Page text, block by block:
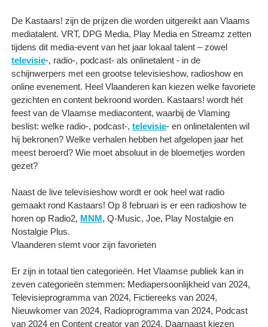
De Kastaars! zijn de prijzen die worden uitgereikt aan Vlaams
mediatalent. VRT, DPG Media, Play Media en Streamz zetten
tijdens dit media-event van het jaar lokaal talent – zowel
televisie-, radio-, podcast- als onlinetalent - in de
schijnwerpers met een grootse televisieshow, radioshow en
online evenement. Heel Vlaanderen kan kiezen welke favoriete
gezichten en content bekroond worden. Kastaars! wordt hét
feest van de Vlaamse mediacontent, waarbij de Vlaming
beslist: welke radio-, podcast-, televisie- en onlinetalenten wil
hij bekronen? Welke verhalen hebben het afgelopen jaar het
meest beroerd? Wie moet absoluut in de bloemetjes worden
gezet?
Naast de live televisieshow wordt er ook heel wat radio
gemaakt rond Kastaars! Op 8 februari is er een radioshow te
horen op Radio2, MNM, Q-Music, Joe, Play Nostalgie en
Nostalgie Plus.
Vlaanderen stemt voor zijn favorieten
Er zijn in totaal tien categorieën. Het Vlaamse publiek kan in
zeven categorieën stemmen: Mediapersoonlijkheid van 2024,
Televisieprogramma van 2024, Fictiereeks van 2024,
Nieuwkomer van 2024, Radioprogramma van 2024, Podcast
van 2024 en Content creator van 2024. Daarnaast kiezen